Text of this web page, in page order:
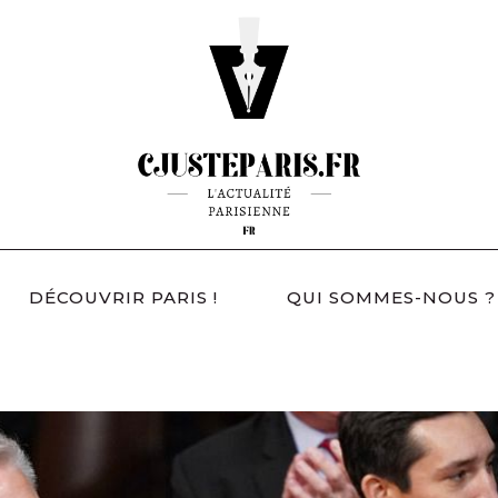
DÉCOUVRIR PARIS ! QUI SOMMES-NOUS ?